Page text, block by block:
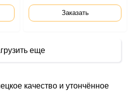
Заказать
еще
качество и утончённое